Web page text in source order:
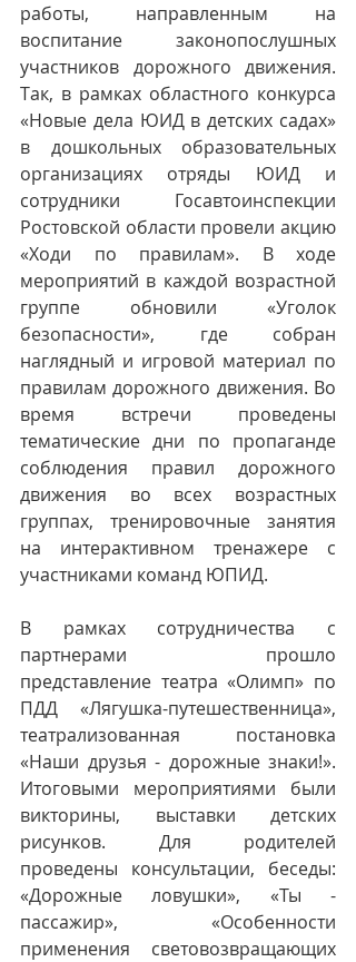
работы, направленным на
воспитание законопослушных
участников дорожного движения.
Так, в рамках областного конкурса
«Новые дела ЮИД в детских садах»
в дошкольных образовательных
организациях отряды ЮИД и
сотрудники Госавтоинспекции
Ростовской области провели акцию
«Ходи по правилам». В ходе
мероприятий в каждой возрастной
группе обновили «Уголок
безопасности», где собран
наглядный и игровой материал по
правилам дорожного движения. Во
время встречи проведены
тематические дни по пропаганде
соблюдения правил дорожного
движения во всех возрастных
группах, тренировочные занятия
на интерактивном тренажере с
участниками команд ЮПИД.
В рамках сотрудничества с
партнерами прошло
представление театра «Олимп» по
ПДД «Лягушка-путешественница»,
театрализованная постановка
«Наши друзья - дорожные знаки!».
Итоговыми мероприятиями были
викторины, выставки детских
рисунков. Для родителей
проведены консультации, беседы:
«Дорожные ловушки», «Ты -
пассажир», «Особенности
применения световозвращающих